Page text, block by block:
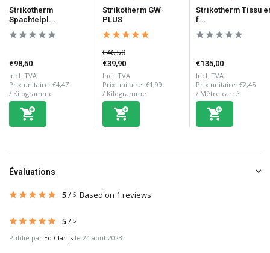
Strikotherm
Spachtelpl...
€98,50
Incl. TVA
Prix unitaire: €4,47
/ Kilogramme
Strikotherm GW-
PLUS
€46,50
€39,90
Incl. TVA
Prix unitaire: €1,99
/ Kilogramme
Strikotherm Tissu
f...
€135,00
Incl. TVA
Prix unitaire: €2,45
/ Mètre carré
Évaluations
5/ 5 Based on 1 reviews
5/ 5
Publié par Ed Clarijs le 24 août 2023